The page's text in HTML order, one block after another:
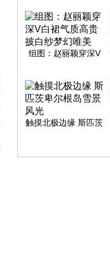
组图：赵丽颖穿深V
触摸北极边缘 斯匹茨